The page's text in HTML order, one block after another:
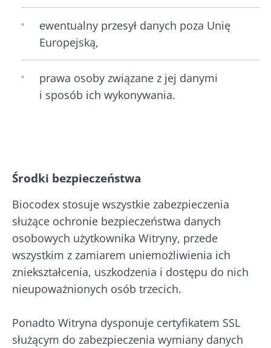
ewentualny przesył danych poza Unię
Europejską,
prawa osoby związane z jej danymi
i sposób ich wykonywania.
Środki bezpieczeństwa
Biocodex stosuje wszystkie zabezpieczenia
służące ochronie bezpieczeństwa danych
osobowych użytkownika Witryny, przede
wszystkim z zamiarem uniemożliwienia ich
zniekształcenia, uszkodzenia i dostępu do nich
nieupoważnionych osób trzecich.
Ponadto Witryna dysponuje certyfikatem SSL
służącym do zabezpieczenia wymiany danych